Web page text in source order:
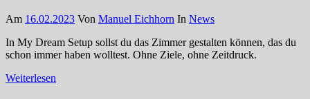
Am 16.02.2023 Von Manuel Eichhorn In News
In My Dream Setup sollst du das Zimmer gestalten können, das du
schon immer haben wolltest. Ohne Ziele, ohne Zeitdruck.
Weiterlesen